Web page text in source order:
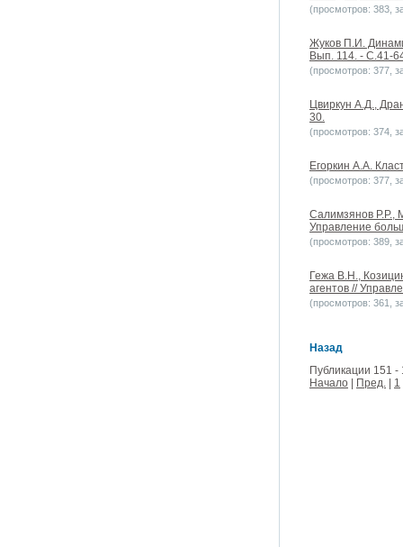
(просмотров: 383,
Жуков П.И.
Вып. 114. - С.41-
(просмотров: 377,
Цвиркун А.Д.,
30.
(просмотров: 374,
Егоркин А.А.
(просмотров: 377,
Салимзянов Р.Р.,
Управление
(просмотров: 389,
Гежа В.Н.,
агентов //
(просмотров: 361,
Назад
Публикации 151 -
Начало
Пред. 1